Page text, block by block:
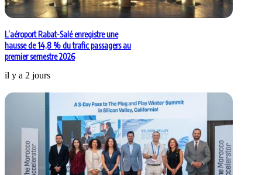
L’aéroport Rabat-Salé enregistre une
hausse de 14,8 % du trafic passagers au
premier semestre 2026
il y a 2 jours